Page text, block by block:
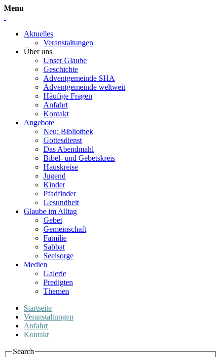
Menu
Aktuelles
Veranstaltungen
Über uns
Unser Glaube
Geschichte
Adventgemeinde SHA
Adventgemeinde weltweit
Häufige Fragen
Anfahrt
Kontakt
Angebote
Neu: Bibliothek
Gottesdienst
Das Abendmahl
Bibel- und Gebetskreis
Hauskreise
Jugend
Kinder
Pfadfinder
Gesundheit
Glaube im Alltag
Gebet
Gemeinschaft
Familie
Sabbat
Seelsorge
Medien
Galerie
Predigten
Themen
Startseite
Veranstaltungen
Anfahrt
Kontakt
Search